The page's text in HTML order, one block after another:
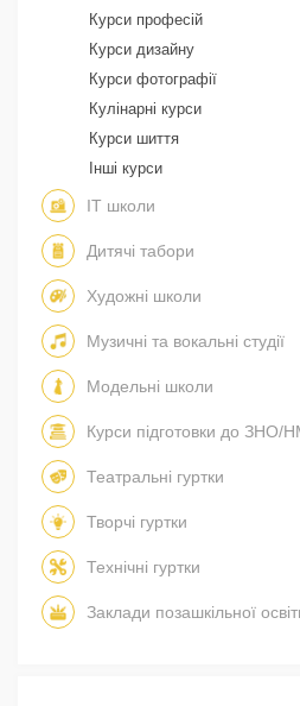
Курси професій
Курси дизайну
Курси фотографії
Кулінарні курси
Курси шиття
Інші курси
IT школи
Дитячі табори
Художні школи
Музичні та вокальні студії
Модельні школи
Курси підготовки до ЗНО/
Театральні гуртки
Творчі гуртки
Технічні гуртки
Заклади позашкільної